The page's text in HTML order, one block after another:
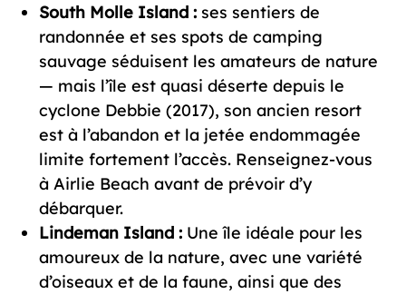
South Molle Island :ses sentiers de
randonnée et ses spots de camping
sauvage séduisent les amateurs de nature
— mais l’île est quasi déserte depuis le
cyclone Debbie (2017), son ancien resort
est à l’abandon et la jetée endommagée
limite fortement l’accès. Renseignez-vous
à Airlie Beach avant de prévoir d’y
débarquer.
Lindeman Island :Une île idéale pour les
amoureux de la nature, avec une variété
d’oiseaux et de la faune, ainsi que des